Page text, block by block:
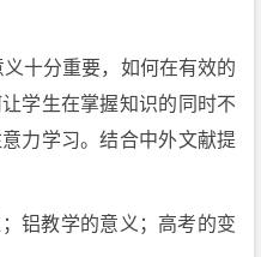
十分重要，如何在有效的
学生在掌握知识的同时不
力学习。结合中外文献提
铝教学的意义；高考的变